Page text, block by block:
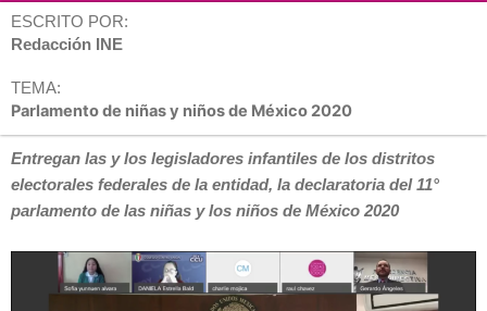
ESCRITO POR:
Redacción INE
TEMA:
Parlamento de niñas y niños de México 2020
Entregan las y los legisladores infantiles de los distritos
electorales federales de la entidad, la declaratoria del 11°
parlamento de las niñas y los niños de México 2020